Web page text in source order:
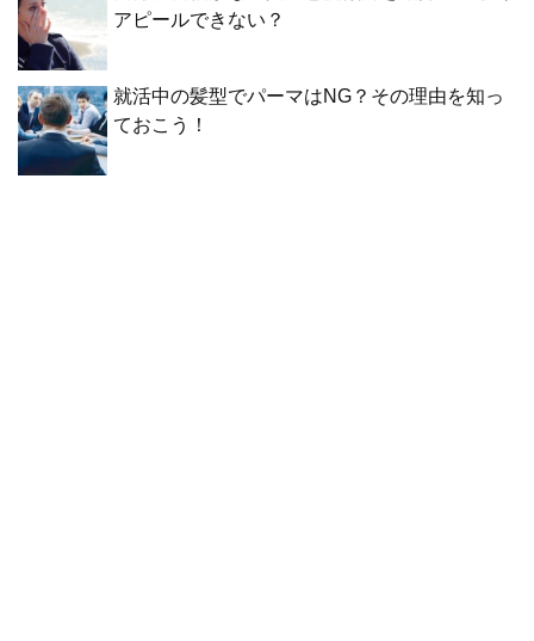
アピールできない？
就活中の髪型でパーマはNG？その理由を知っ
ておこう！